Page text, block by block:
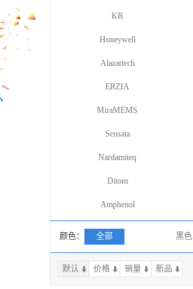
KR
Honeywell
Alazartech
ERZIA
MiraMEMS
Sensata
Nardamiteq
Ditom
Amphenol
颜色： 全部 黑色
默认 价格 销量 新品
上一页下一页